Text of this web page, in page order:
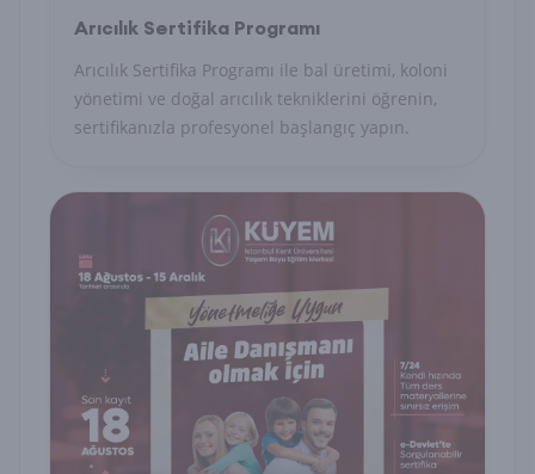
Arıcılık Sertifika Programı
Arıcılık Sertifika Programı ile bal üretimi, koloni
yönetimi ve doğal arıcılık tekniklerini öğrenin,
sertifikanızla profesyonel başlangıç yapın.